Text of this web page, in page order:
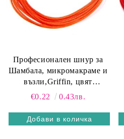
Професионален шнур за
Шамбала, микромакраме и
възли,Griffin, цвят
портокал1мм (1м)
€0.22 0.43лв.